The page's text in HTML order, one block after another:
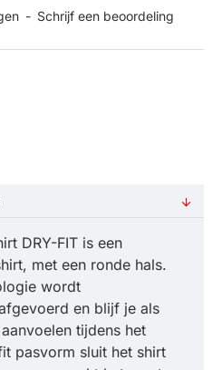
- Schrijf een beoordeling
DRY-FIT is een
met een ronde hals.
wordt
en blijf je als
tijdens het
pasvorm sluit het shirt